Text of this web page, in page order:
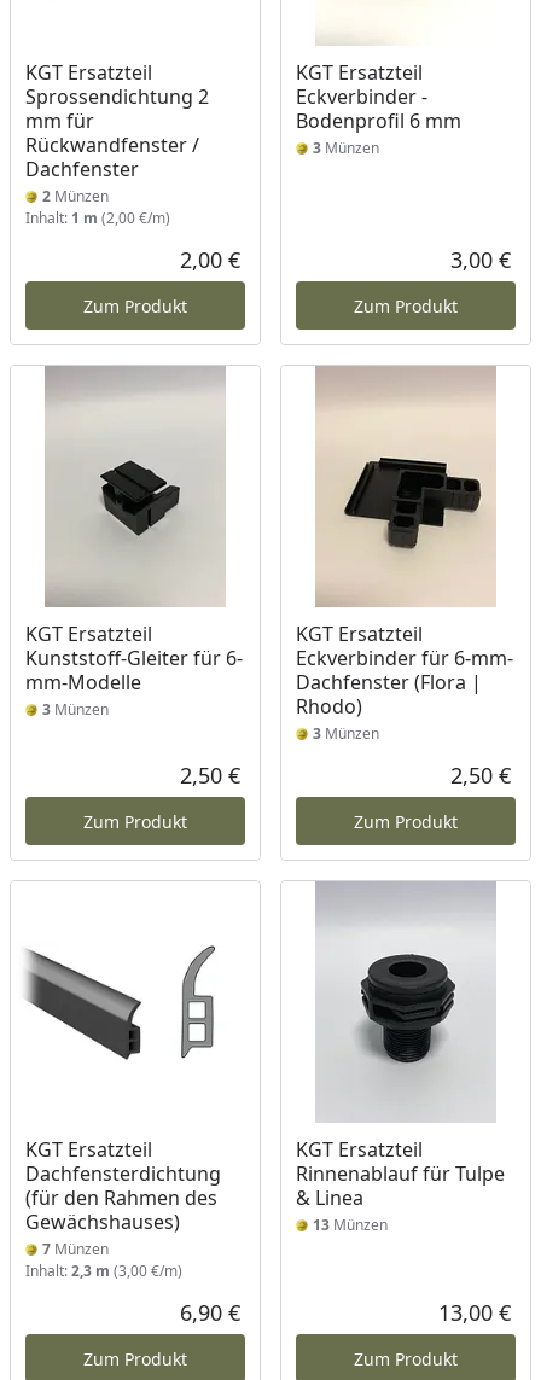
KGT Ersatzteil
Sprossendichtung 2
mm für
Rückwandfenster /
Dachfenster
2 Münzen
Inhalt: 1 m (2,00 €/m)
Aktueller Preis
2,00 €
Zum Produkt
KGT Ersatzteil
Eckverbinder -
Bodenprofil 6 mm
3Münzen
3,00 €
Zum Produkt
KGT Ersatzteil
Kunststoff-Gleiter für 6-
mm-Modelle
3 Münzen
Aktueller Preis
2,50 €
Zum Produkt
KGT Ersatzteil
Eckverbinder für 6-mm-
Dachfenster (Flora |
Rhodo)
3Münzen
2,50 €
Zum Produkt
KGT Ersatzteil
Dachfensterdichtung
(für den Rahmen des
Gewächshauses)
7 Münzen
Inhalt:2,3 m (3,00 €/m)
Aktueller Preis
6,90 €
Zum Produkt
KGT Ersatzteil
Rinnenablauf für Tulpe
& Linea
13Münzen
13,00 €
Zum Produkt